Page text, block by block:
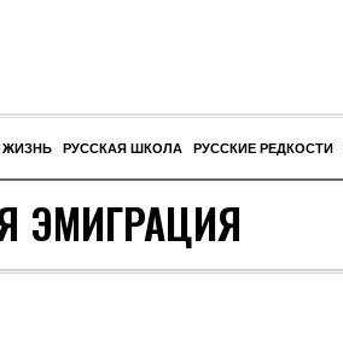
ЖИЗНЬ РУССКАЯ ШКОЛА РУССКИЕ РЕДКОСТИ
ЭМИГРАЦИЯ